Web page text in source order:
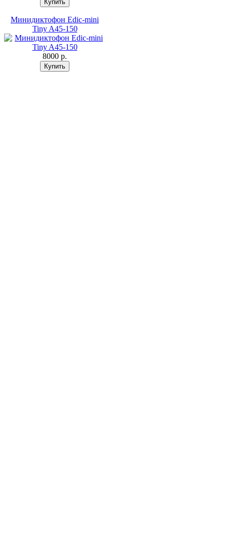
Минидиктофон Edic-mini
Tiny A45-150
8000 p.